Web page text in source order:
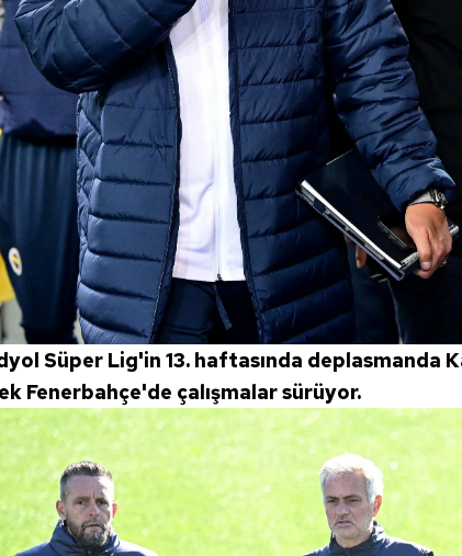
Süper Lig'in 13. haftasında deplasmanda
Fenerbahçe'de çalışmalar sürüyor.